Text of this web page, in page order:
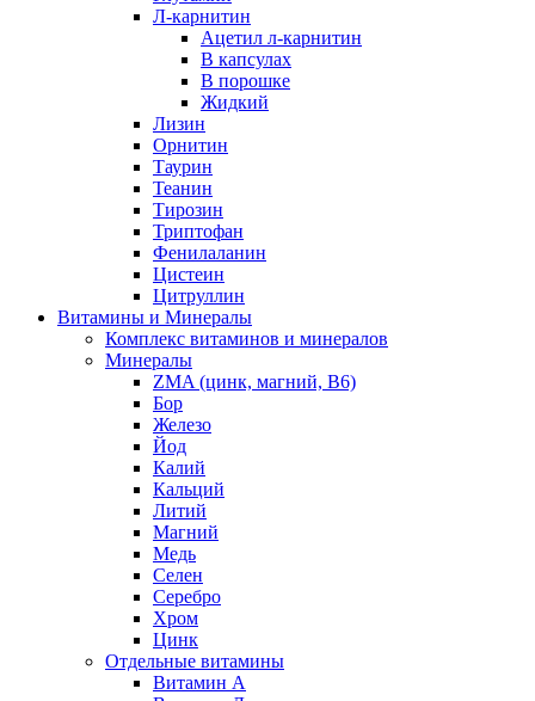
Л-карнитин
Ацетил л-карнитин
В капсулах
В порошке
Жидкий
Лизин
Орнитин
Таурин
Теанин
Тирозин
Триптофан
Фенилаланин
Цистеин
Цитруллин
Витамины и Минералы
Комплекс витаминов и минералов
Минералы
ZMA (цинк, магний, В6)
Бор
Железо
Йод
Калий
Кальций
Литий
Магний
Медь
Селен
Серебро
Хром
Цинк
Отдельные витамины
Витамин А